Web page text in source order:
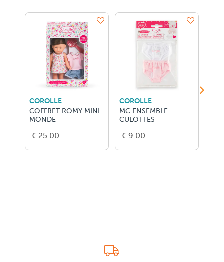
COROLLE
COFFRET ROMY MINI
MONDE
€ 25.00
COROLLE
MC ENSEMBLE
CULOTTES
€ 9.00